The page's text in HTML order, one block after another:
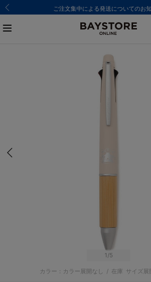
ご注文集中による発送についてのお
1 /5
カラー：カラー展開なし / 在庫 サイズ